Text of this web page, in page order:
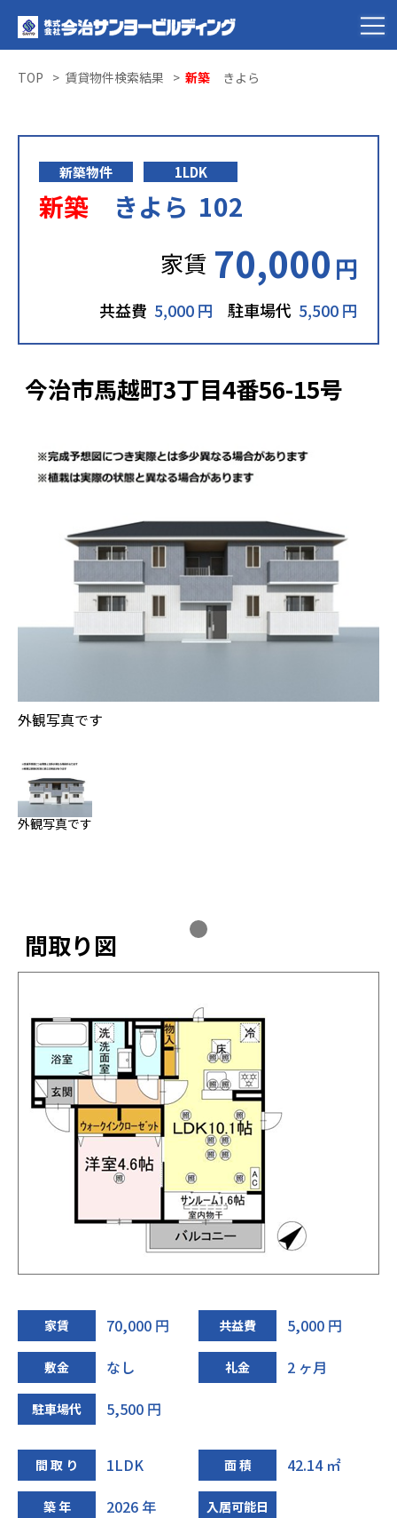
TOP 賃貸物件検索結果 新築 きよら
新築物件 1LDK
新築 きよら 102
家賃 70,000 円
共益費 5,000 円 駐車場代 5,500 円
今治市馬越町3丁目4番56-15号
外観写真です
外観写真です
間取り図
家賃 70,000 円 共益費 5,000 円
敷金 なし 礼金 2 ヶ月
駐車場代 5,500 円
間 取 り 1LDK 面 積 42.14 ㎡
築 年 2026 年 入居可能日